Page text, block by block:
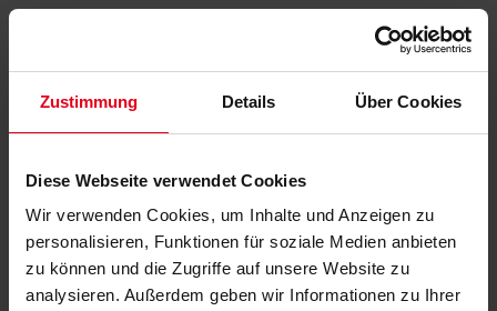
Zustimmung Details Über Cookies
Diese Webseite verwendet Cookies
Wir verwenden Cookies, um Inhalte und Anzeigen zu
personalisieren, Funktionen für soziale Medien anbieten
zu können und die Zugriffe auf unsere Website zu
analysieren. Außerdem geben wir Informationen zu Ihrer